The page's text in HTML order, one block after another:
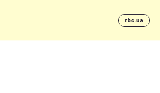
rbc.ua